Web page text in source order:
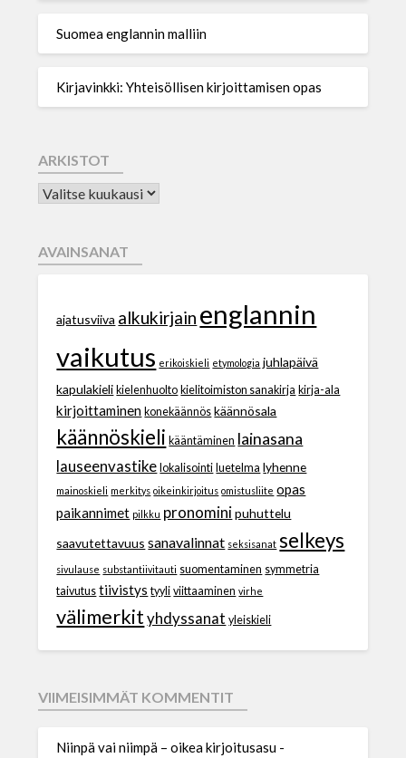
Suomea englannin malliin
Kirjavinkki: Yhteisöllisen kirjoittamisen opas
ARKISTOT
AVAINSANAT
ajatusviiva alkukirjain englannin
vaikutus erikoiskieli etymologia juhlapäivä
kapulakieli kielenhuolto kielitoimiston sanakirja kirja-ala
kirjoittaminen konekäännös käännösala
käännöskieli kääntäminen lainasana
lauseenvastike lokalisointi luetelma lyhenne
mainoskieli merkitys oikeinkirjoitus omistusliite opas
paikannimet pilkku pronomini puhuttelu
saavutettavuus sanavalinnat seksisanat selkeys
sivulause substantiivitauti suomentaminen symmetria
taivutus tiivistys tyyli viittaaminen virhe
välimerkit yhdyssanat yleiskieli
VIIMEISIMMÄT KOMMENTIT
Niinpä vai niimpä – oikea kirjoitusasu -